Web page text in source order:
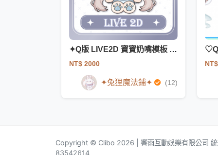
✦Q版 LIVE2D 寶寶奶嘴模板 一條龍✦
NT$ 2000
✦兔狸魔法鋪✦ (12)
Copyright © Clibo 2026 | 響雨互動娛樂有限公司 統
83542614